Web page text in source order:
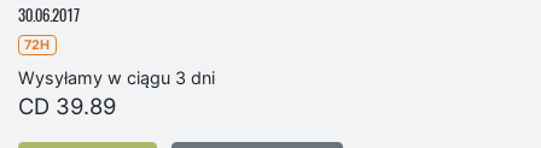
30.06.2017
72H
Wysyłamy w ciągu 3 dni
CD 39.89